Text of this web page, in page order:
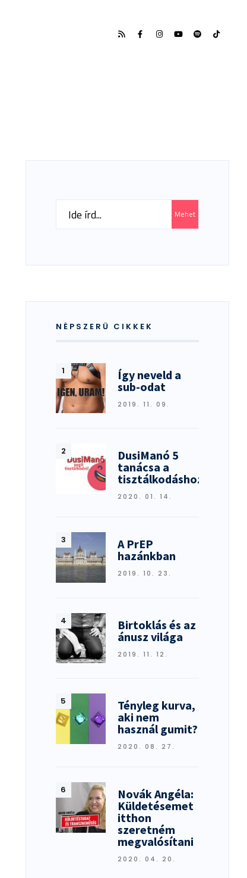
Search
Mehet
NÉPSZERŰ CIKKEK
Így neveld a
sub-odat
2019. 11. 09.
DusiManó 5
tanácsa a
tisztálkodáshoz
2020. 01. 14.
A PrEP
hazánkban
2019. 10. 23.
Birtoklás és az
ánusz világa
2019. 11. 12.
Tényleg kurva,
aki nem
használ gumit?
2020. 08. 27.
Novák Angéla:
Küldetésemet
itthon
szeretném
megvalósítani
2020. 04. 20.